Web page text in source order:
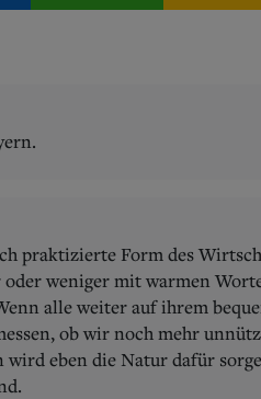
praktizierte Form des
weniger mit warmen
alle weiter auf ihrem
ob wir noch mehr
eben die Natur dafür